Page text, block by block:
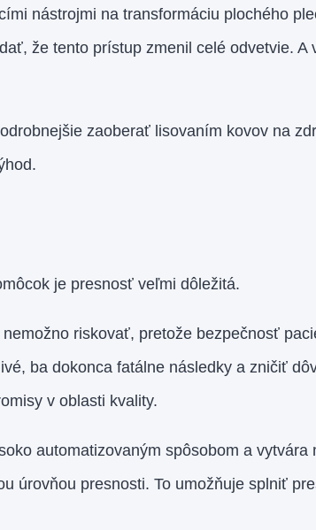
nástrojmi na transformáciu plochého
že tento prístup zmenil celé odvetvie. A
zaoberať lisovaním kovov na
je presnosť veľmi dôležitá.
riskovať, pretože bezpečnosť
ba dokonca fatálne následky a zničiť
v oblasti kvality.
automatizovaným spôsobom a vytvára
úrovňou presnosti. To umožňuje splniť